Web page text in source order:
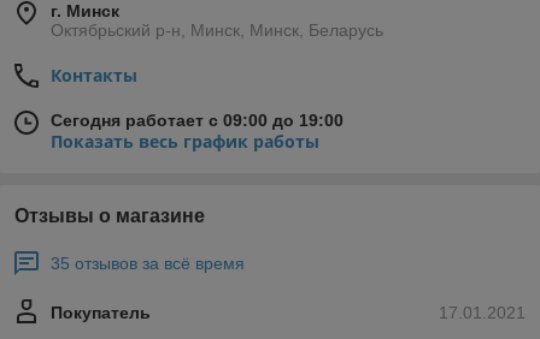
г. Минск
Октябрьский р-н, Минск, Минск, Беларусь
Контакты
Сегодня работает с 09:00 до 19:00
Показать весь график работы
Отзывы о магазине
35 отзывов за всё время
17.01.2021
Покупатель